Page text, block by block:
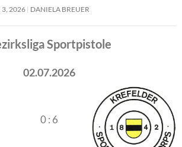
3, 2026 DANIELA BREUER
Sportpistole
02.07.2026
0 : 6